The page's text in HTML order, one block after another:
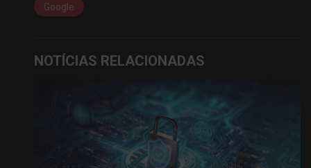
Google
NOTÍCIAS RELACIONADAS